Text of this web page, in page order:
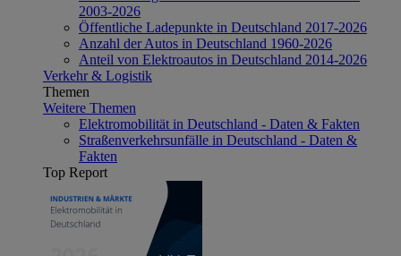
2003-2026
Öffentliche Ladepunkte in Deutschland 2017-2026
Anzahl der Autos in Deutschland 1960-2026
Anteil von Elektroautos in Deutschland 2014-2026
Verkehr & Logistik
Themen
Weitere Themen
Elektromobilität in Deutschland - Daten & Fakten
Straßenverkehrsunfälle in Deutschland - Daten &
Fakten
Top Report